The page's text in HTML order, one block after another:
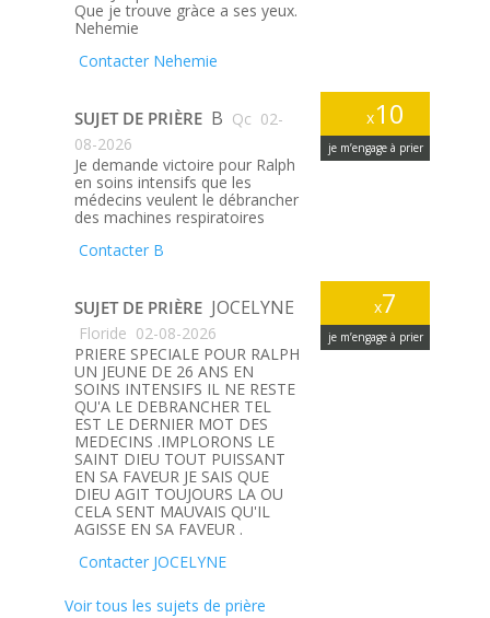
Que je trouve gràce a ses yeux.
Nehemie
Contacter Nehemie
x10
je m’engage à prier
SUJET DE PRIÈRE B Qc 02-
08-2026
Je demande victoire pour Ralph
en soins intensifs que les
médecins veulent le débrancher
des machines respiratoires
Contacter B
x7
je m’engage à prier
SUJET DE PRIÈRE JOCELYNE
Floride 02-08-2026
PRIERE SPECIALE POUR RALPH
UN JEUNE DE 26 ANS EN
SOINS INTENSIFS IL NE RESTE
QU'A LE DEBRANCHER TEL
EST LE DERNIER MOT DES
MEDECINS .IMPLORONS LE
SAINT DIEU TOUT PUISSANT
EN SA FAVEUR JE SAIS QUE
DIEU AGIT TOUJOURS LA OU
CELA SENT MAUVAIS QU'IL
AGISSE EN SA FAVEUR .
Contacter JOCELYNE
Voir tous les sujets de prière